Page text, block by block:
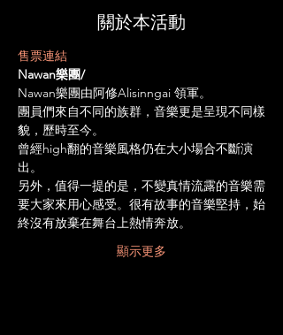
關於本活動
售票連結
Nawan樂團/
Nawan樂團由阿修Alisinngai 領軍。
團員們來自不同的族群，音樂更是呈現不同樣
貌，歷時至今。
曾經high翻的音樂風格仍在大小場合不斷演
出。
另外，值得一提的是，不變真情流露的音樂需
要大家來用心感受。很有故事的音樂堅持，始
終沒有放棄在舞台上熱情奔放。
顯示更多